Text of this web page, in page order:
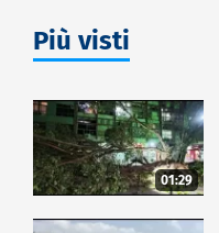
Più visti
01:29